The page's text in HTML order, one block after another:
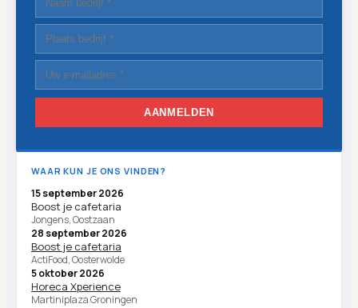
AANMELDEN
WAAR KUN JE ONS VINDEN?
15 september 2026
Boost je cafetaria
Jongens, Oostzaan
28 september 2026
Boost je cafetaria
ActiFood, Oosterwolde
5 oktober 2026
Horeca Xperience
Martiniplaza Groningen